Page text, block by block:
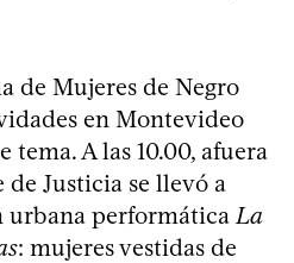
de Mujeres de Negro
en Montevideo
tema. A las 10.00, afuera
Justicia se llevó a
performática La
: mujeres vestidas de